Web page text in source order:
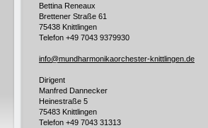
Bettina Reneaux
Brettener Straße 61
75438 Knittlingen
Telefon +49 7043 9379930
info@mundharmonikaorchester-knittlingen.de
Dirigent
Manfred Dannecker
Heinestraße 5
75483 Knittlingen
Telefon +49 7043 31313